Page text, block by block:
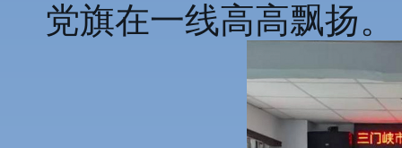
党旗在一线高高飘扬。